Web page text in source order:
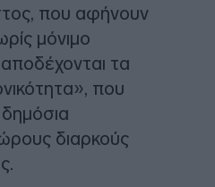
που αφήνουν
μόνιμο
τα
που
διαρκούς